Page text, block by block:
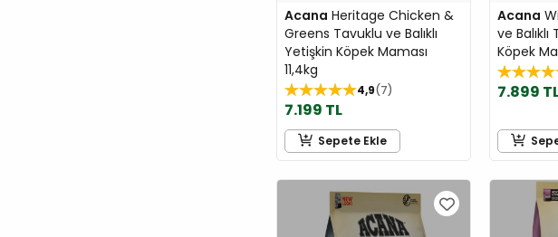
Acana Heritage Chicken &
Greens Tavuklu ve Balıklı
Yetişkin Köpek Maması
11,4kg
4,9 7
7.199 TL
Sepete Ekle
Acana
ve Balıklı
Köpek
7.899